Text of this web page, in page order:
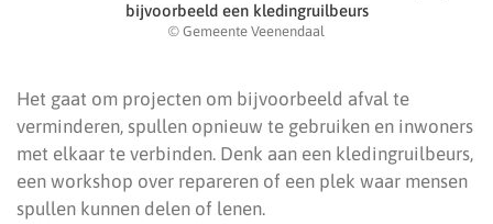
bijvoorbeeld een kledingruilbeurs
© Gemeente Veenendaal
Het gaat om projecten om bijvoorbeeld afval te
verminderen, spullen opnieuw te gebruiken en inwoners
met elkaar te verbinden. Denk aan een kledingruilbeurs,
een workshop over repareren of een plek waar mensen
spullen kunnen delen of lenen.